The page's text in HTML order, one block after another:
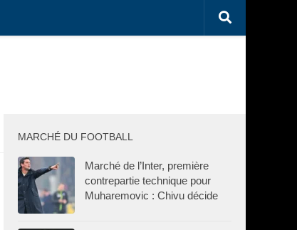
MARCHÉ DU FOOTBALL
Marché de l’Inter, première
contrepartie technique pour
Muharemovic : Chivu décide